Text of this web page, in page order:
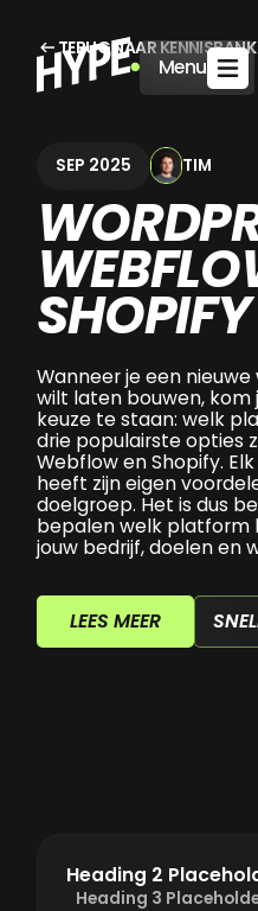
Menu
TERUG NAAR KENNISBANK
SEP 2025 TIM
SHOPIFY
Wanneer je een
wilt laten bouwen, kom
keuze te staan: welk
drie populairste opties
Webflow en Shopify.
heeft zijn eigen
doelgroep. Het is dus
bepalen welk platform
jouw bedrijf, doelen en
LEES MEER
Heading 2
Heading 3